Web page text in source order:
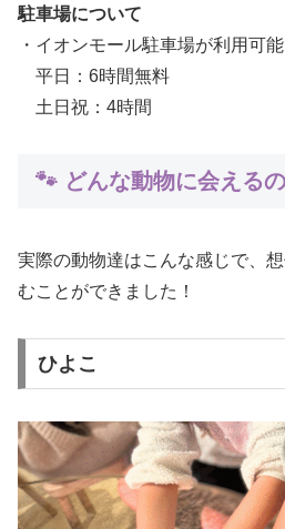
駐車場について
・イオンモール駐車場が利用可能
平日：6時間無料
土日祝：4時間
🐾 どんな動物に会える
実際の動物達はこんな感じで、
むことができました！
ひよこ